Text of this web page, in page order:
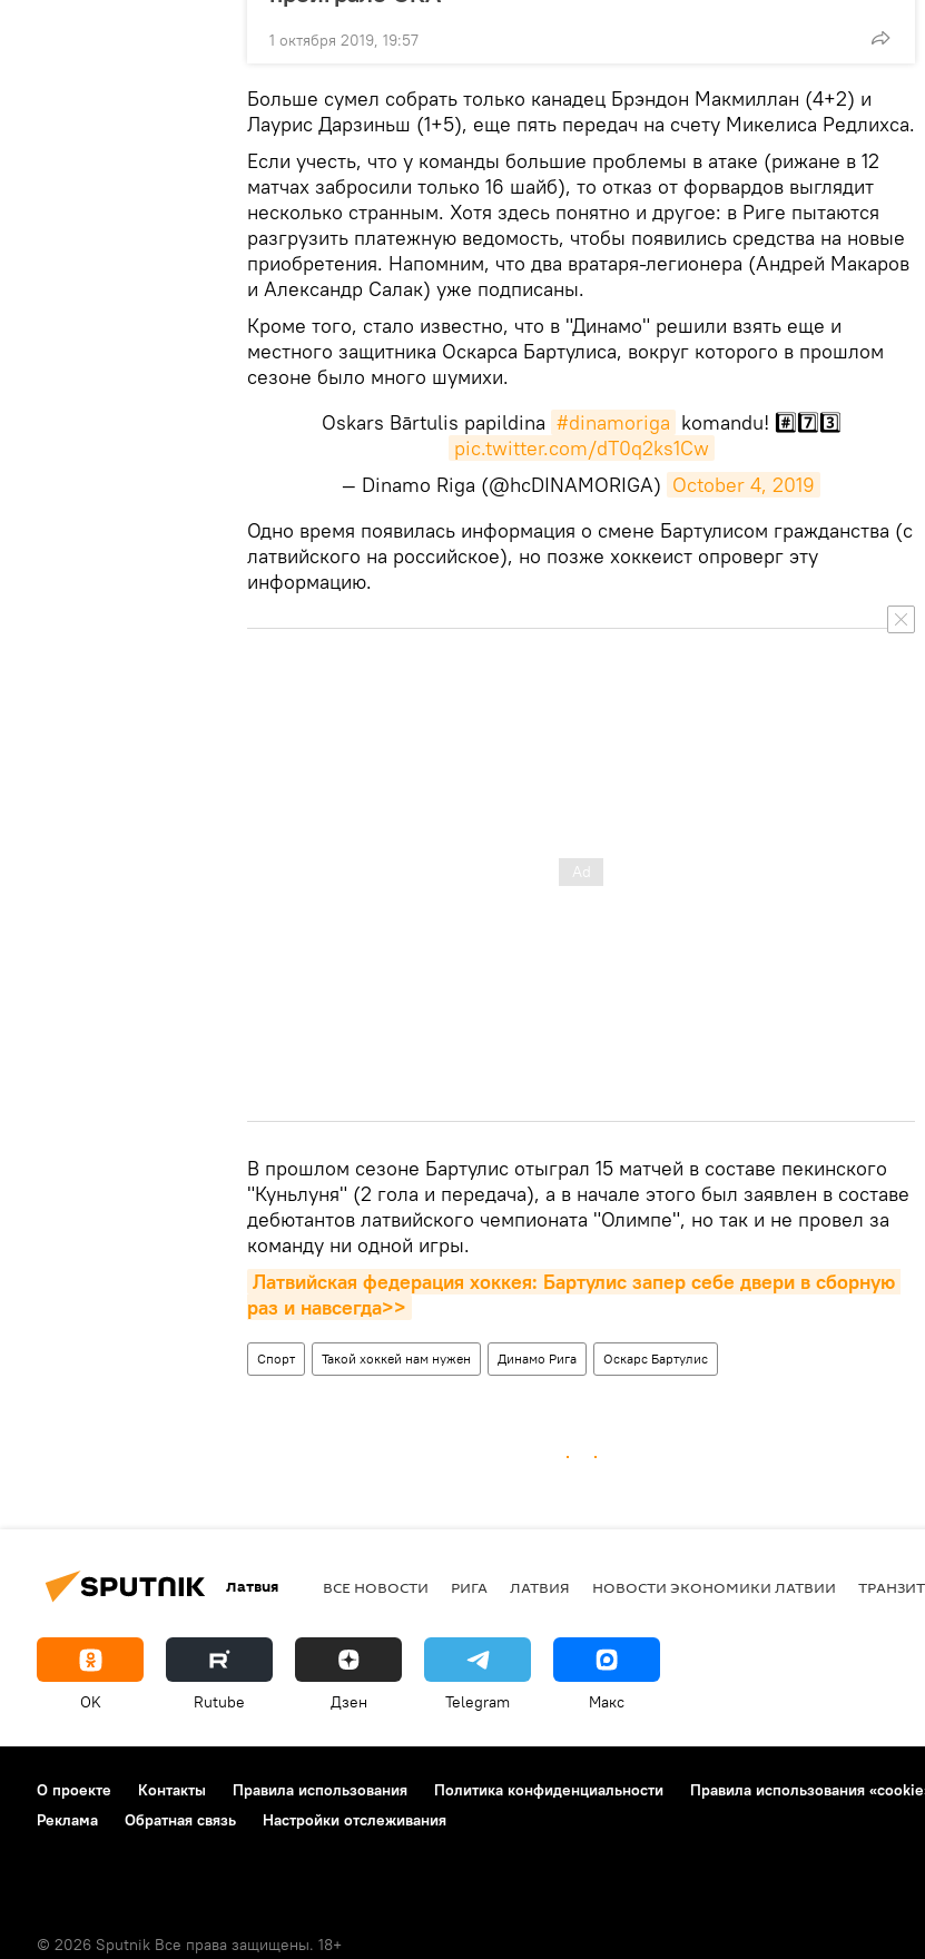
1 октября 2019, 19:57
Больше сумел собрать только канадец Брэндон Макмиллан (4+2) и
Лаурис Дарзиньш (1+5), еще пять передач на счету Микелиса Редлихса.
Если учесть, что у команды большие проблемы в атаке (рижане в 12
матчах забросили только 16 шайб), то отказ от форвардов выглядит
несколько странным. Хотя здесь понятно и другое: в Риге пытаются
разгрузить платежную ведомость, чтобы появились средства на новые
приобретения. Напомним, что два вратаря-легионера (Андрей Макаров
и Александр Салак) уже подписаны.
Кроме того, стало известно, что в "Динамо" решили взять еще и
местного защитника Оскарса Бартулиса, вокруг которого в прошлом
сезоне было много шумихи.
Oskars Bārtulis papildina #dinamoriga komandu! #️⃣7️⃣3️⃣
pic.twitter.com/dT0q2ks1Cw
— Dinamo Riga (@hcDINAMORIGA) October 4, 2019
​Одно время появилась информация о смене Бартулисом гражданства (с
латвийского на российское), но позже хоккеист опроверг эту
информацию.
В прошлом сезоне Бартулис отыграл 15 матчей в составе пекинского
"Куньлуня" (2 гола и передача), а в начале этого был заявлен в составе
дебютантов латвийского чемпионата "Олимпе", но так и не провел за
команду ни одной игры.
Латвийская федерация хоккея: Бартулис запер себе двери в сборную
раз и навсегда>>
Спорт Такой хоккей нам нужен Динамо Рига Оскарс Бартулис
Латвия ВСЕ НОВОСТИ РИГА ЛАТВИЯ НОВОСТИ ЭКОНОМИКИ ЛАТВИИ ТРАНЗИТ
OK Rutube Дзен Telegram Макс
О проекте Контакты Правила использования Политика конфиденциальности Правила использования
Реклама
Обратная связь Настройки отслеживания
© 2026 Sputnik Все права защищены. 18+